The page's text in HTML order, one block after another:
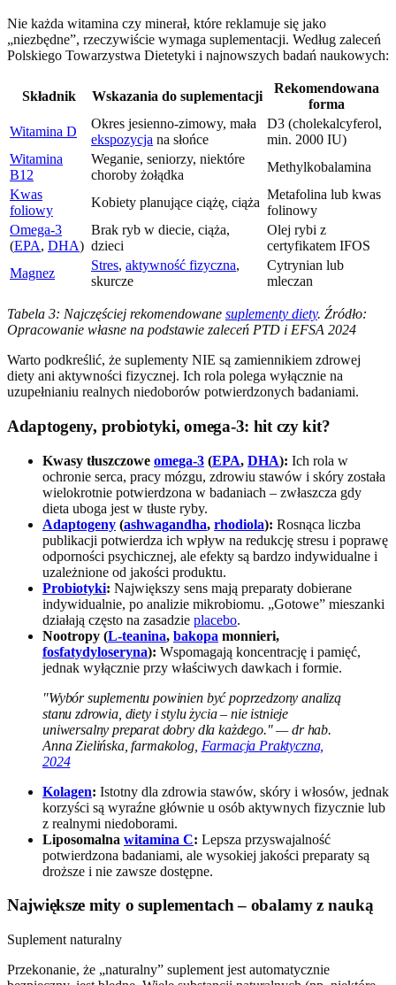
Nie każda witamina czy minerał, które reklamuje się jako
„niezbędne”, rzeczywiście wymaga suplementacji. Według zaleceń
Polskiego Towarzystwa Dietetyki i najnowszych badań naukowych:
Składnik Wskazania do suplementacji
Rekomendowana
forma
Witamina D
Okres jesienno-zimowy, mała
ekspozycja na słońce
D3 (cholekalcyferol,
min. 2000 IU)
Witamina
B12
Weganie, seniorzy, niektóre
choroby żołądka
Methylkobalamina
Kwas
foliowy
Kobiety planujące ciążę, ciąża
Metafolina lub kwas
folinowy
Omega-3
(EPA, DHA)
Brak ryb w diecie, ciąża,
dzieci
Olej rybi z
certyfikatem IFOS
Magnez
Stres, aktywność fizyczna,
skurcze
Cytrynian lub
mleczan
Tabela 3: Najczęściej rekomendowane suplementy diety. Źródło:
Opracowanie własne na podstawie zaleceń PTD i EFSA 2024
Warto podkreślić, że suplementy NIE są zamiennikiem zdrowej
diety ani aktywności fizycznej. Ich rola polega wyłącznie na
uzupełnianiu realnych niedoborów potwierdzonych badaniami.
Adaptogeny, probiotyki, omega-3: hit czy kit?
Kwasy tłuszczowe omega-3 (EPA, DHA): Ich rola w
ochronie serca, pracy mózgu, zdrowiu stawów i skóry została
wielokrotnie potwierdzona w badaniach – zwłaszcza gdy
dieta uboga jest w tłuste ryby.
Adaptogeny (ashwagandha, rhodiola): Rosnąca liczba
publikacji potwierdza ich wpływ na redukcję stresu i poprawę
odporności psychicznej, ale efekty są bardzo indywidualne i
uzależnione od jakości produktu.
Probiotyki: Największy sens mają preparaty dobierane
indywidualnie, po analizie mikrobiomu. „Gotowe” mieszanki
działają często na zasadzie placebo.
Nootropy (L-teanina, bakopa monnieri,
fosfatydyloseryna): Wspomagają koncentrację i pamięć,
jednak wyłącznie przy właściwych dawkach i formie.
"Wybór suplementu powinien być poprzedzony analizą
stanu zdrowia, diety i stylu życia – nie istnieje
uniwersalny preparat dobry dla każdego." — dr hab.
Anna Zielińska, farmakolog, Farmacja Praktyczna,
2024
Kolagen: Istotny dla zdrowia stawów, skóry i włosów, jednak
korzyści są wyraźne głównie u osób aktywnych fizycznie lub
z realnymi niedoborami.
Liposomalna witamina C: Lepsza przyswajalność
potwierdzona badaniami, ale wysokiej jakości preparaty są
droższe i nie zawsze dostępne.
Największe mity o suplementach – obalamy z nauką
Suplement naturalny
Przekonanie, że „naturalny” suplement jest automatycznie